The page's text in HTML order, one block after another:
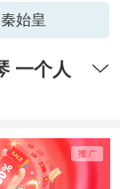
始皇